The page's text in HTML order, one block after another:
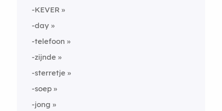
-KEVER
-day
-telefoon
-zijnde
-sterretje
-soep
-jong